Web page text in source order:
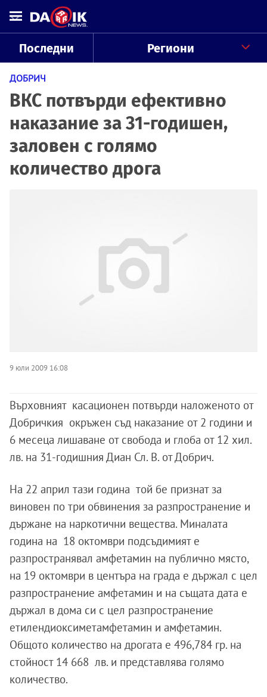
Последни Региони
ДОБРИЧ
ВКС потвърди ефективно
наказание за 31-годишен,
заловен с голямо
количество дрога
9 юли 2009 16:08
Върховният касационен потвърди наложеното от
Добричкия окръжен съд наказание от 2 години и
6 месеца лишаване от свобода и глоба от 12 хил.
лв. на 31-годишния Диан Сл. В. от Добрич.
На 22 април тази година той бе признат за
виновен по три обвинения за разпространение и
държане на наркотични вещества. Миналата
година на 18 октомври подсъдимият е
разпространявал амфетамин на публично място,
на 19 октомври в центъра на града е държал с цел
разпространение амфетамин и на същата дата е
държал в дома си с цел разпространение
етилендиоксиметамфетамин и амфетамин.
Общото количество на дрогата е 496,784 гр. на
стойност 14 668 лв. и представлява голямо
количество.